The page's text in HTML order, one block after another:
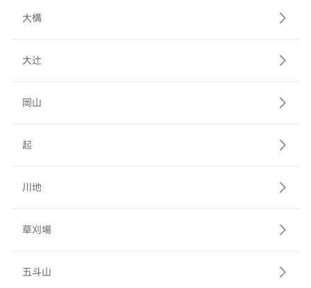
大構
大辻
岡山
起
川地
草刈場
五斗山